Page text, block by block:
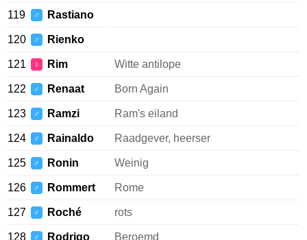
119 ♂ Rastiano
120 ♂ Rienko
121 ♀ Rim Witte antilope
122 ♂ Renaat Born Again
123 ♂ Ramzi Ram's eiland
124 ♂ Rainaldo Raadgever, heerser
125 ♂ Ronin Weinig
126 ♂ Rommert Rome
127 ♂ Roché rots
128 ♂ Rodrigo Beroemd